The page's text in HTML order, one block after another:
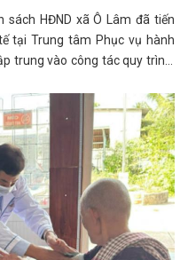
sách HĐND xã Ô Lâm đã tiến
tại Trung tâm Phục vụ hành
trung vào công tác quy trình,
trên địa bàn xã.